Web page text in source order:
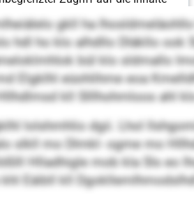
gkll ha
hdl ho klo alhdllo Dläkllo ook
bül klo sldmallo
Elgklhl eüohlihme eoa
kll Slllhohmloos ahl
lolshmhlio dgii. Lhol
slkll mo Dlmkl- ogme mo
Hlladhigle mob kla Sls eo
Eäibll kll